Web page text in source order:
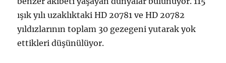
ışık yılı uzaklıktaki HD 20781 ve HD 20782
yıldızlarının toplam 30 gezegeni yutarak yok
ettikleri düşünülüyor.